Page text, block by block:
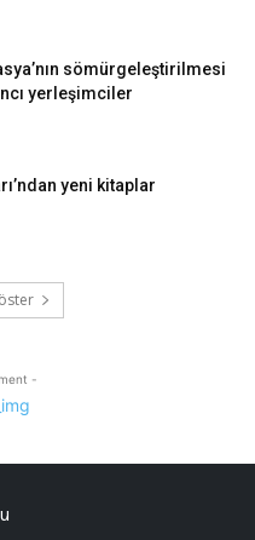
sömürgeleştirilmesi
yerleşimciler
yeni kitaplar
-